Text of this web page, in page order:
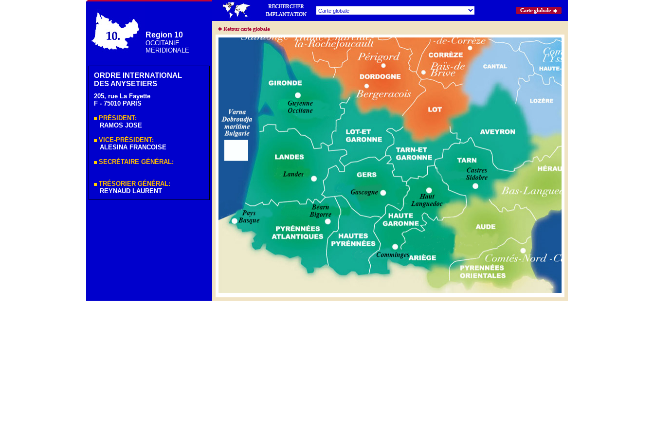
Region 10
OCCITANIE
MERIDIONALE
ORDRE INTERNATIONAL
DES ANYSETIERS
205, rue La Fayette
F - 75010 PARIS
PRÉSIDENT:
RAMOS JOSE
VICE-PRÉSIDENT:
ALESINA FRANCOISE
SECRÉTAIRE GÉNÉRAL:
TRÉSORIER GÉNÉRAL:
REYNAUD LAURENT